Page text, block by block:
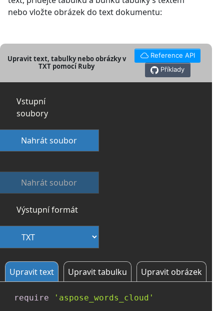
nebo vložte obrázek do text dokumentu:
Upravit text, tabulky nebo obrázky v
TXT pomocí Ruby
Reference API
Příklady
Vstupní
soubory
Nahrát soubor
Nahrát soubor
Výstupní formát
Upravit text Upravit tabulku Upravit obrázek
require
'aspose_words_cloud'